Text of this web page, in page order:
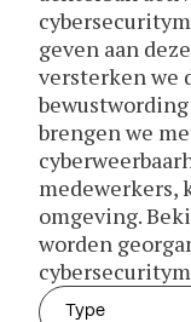
geven aan
versterken we
brengen we
medewerkers,
omgeving.
worden
Type